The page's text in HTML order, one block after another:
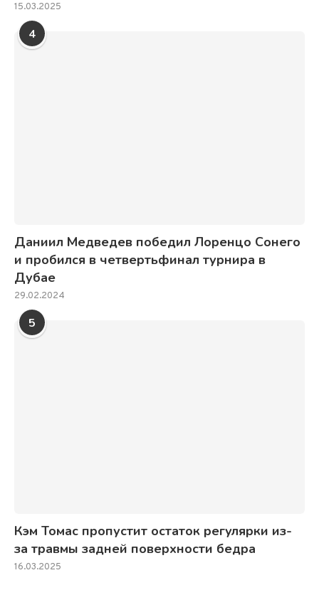
15.03.2025
4
Даниил Медведев победил Лоренцо Сонего
и пробился в четвертьфинал турнира в
Дубае
29.02.2024
5
Кэм Томас пропустит остаток регулярки из-
за травмы задней поверхности бедра
16.03.2025